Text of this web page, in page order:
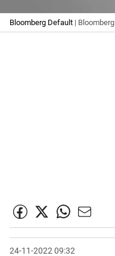
Bloomberg Default | Bloomberg
24-11-2022 09:32